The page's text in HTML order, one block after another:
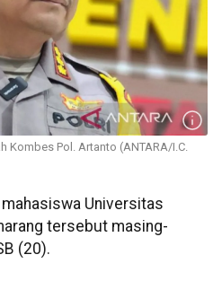
Kombes Pol. Artanto (ANTARA/I.C.
Universitas
tersebut masing-
(20).